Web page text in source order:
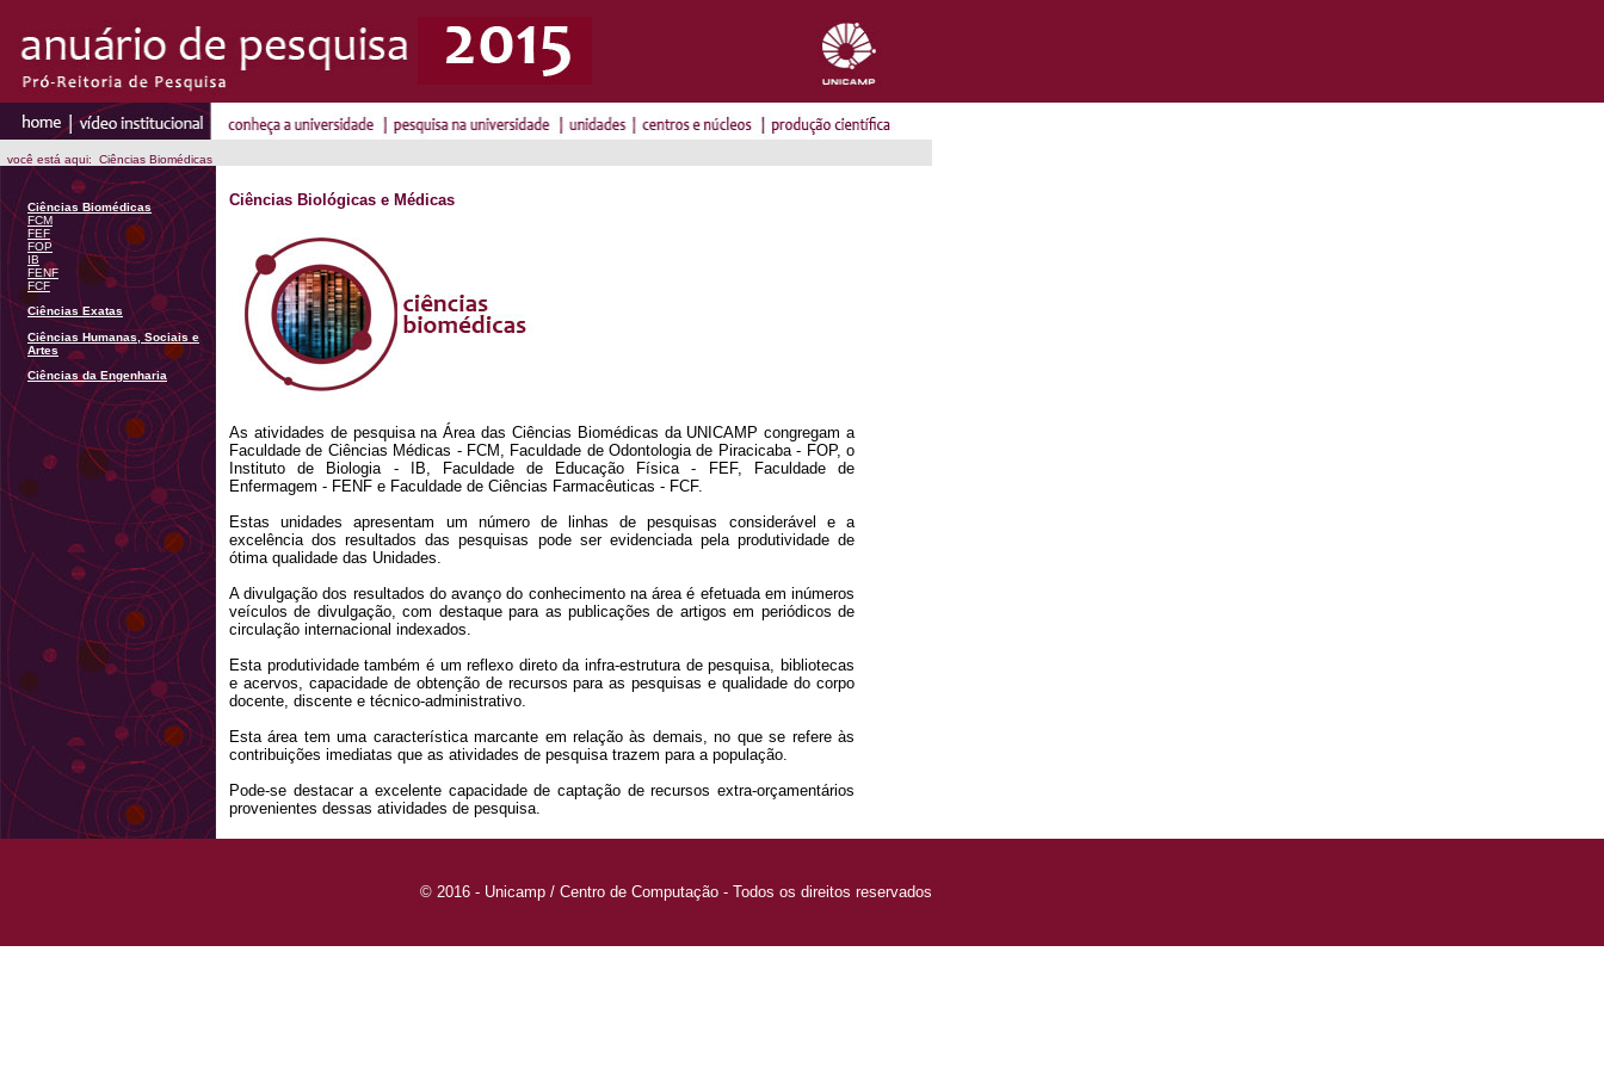
você está aqui: Ciências Biomédicas
Ciências Biomédicas
FCM
FEF
FOP
IB
FENF
FCF
Ciências Exatas
Ciências Humanas, Sociais e
Artes
Ciências da Engenharia
Ciências Biológicas e Médicas
As atividades de pesquisa na Área das Ciências Biomédicas da UNICAMP congregam a
Faculdade de Ciências Médicas - FCM, Faculdade de Odontologia de Piracicaba - FOP, o
Instituto de Biologia - IB, Faculdade de Educação Física - FEF, Faculdade de
Enfermagem - FENF e Faculdade de Ciências Farmacêuticas - FCF.
Estas unidades apresentam um número de linhas de pesquisas considerável e a
excelência dos resultados das pesquisas pode ser evidenciada pela produtividade de
ótima qualidade das Unidades.
A divulgação dos resultados do avanço do conhecimento na área é efetuada em inúmeros
veículos de divulgação, com destaque para as publicações de artigos em periódicos de
circulação internacional indexados.
Esta produtividade também é um reflexo direto da infra-estrutura de pesquisa, bibliotecas
e acervos, capacidade de obtenção de recursos para as pesquisas e qualidade do corpo
docente, discente e técnico-administrativo.
Esta área tem uma característica marcante em relação às demais, no que se refere às
contribuições imediatas que as atividades de pesquisa trazem para a população.
Pode-se destacar a excelente capacidade de captação de recursos extra-orçamentários
provenientes dessas atividades de pesquisa.
© 2016 - Unicamp / Centro de Computação - Todos os direitos reservados